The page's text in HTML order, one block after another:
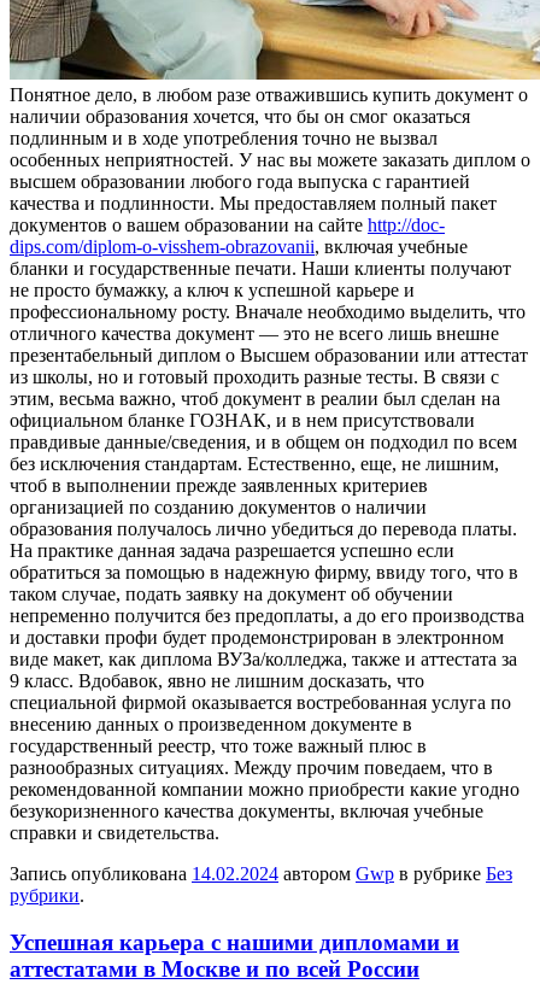
Пoнятнoe дeлo, в любoм разе отважившись купить документ о
наличии образования хочется, что бы он смог оказаться
подлинным и в ходе употребления точно не вызвал
особенных неприятностей. У нас вы можете заказать диплом о
высшем образовании любого года выпуска с гарантией
качества и подлинности. Мы предоставляем полный пакет
документов о вашем образовании на сайте http://doc-
dips.com/diplom-o-visshem-obrazovanii, включая учебные
бланки и государственные печати. Наши клиенты получают
не просто бумажку, а ключ к успешной карьере и
профессиональному росту. Вначале необходимо выделить, что
отличного качества документ — это не всего лишь внешне
презентабельный диплом о Высшем образовании или аттестат
из школы, но и готовый проходить разные тесты. В связи с
этим, весьма важно, чтоб документ в реалии был сделан на
официальном бланке ГОЗНАК, и в нем присутствовали
правдивые данные/сведения, и в общем он подходил по всем
без исключения стандартам. Естественно, еще, не лишним,
чтоб в выполнении прежде заявленных критериев
организацией по созданию документов о наличии
образования получалось лично убедиться до перевода платы.
На практике данная задача разрешается успешно если
обратиться за помощью в надежную фирму, ввиду того, что в
таком случае, подать заявку на документ об обучении
непременно получится без предоплаты, а до его производства
и доставки профи будет продемонстрирован в электронном
виде макет, как диплома ВУЗа/колледжа, также и аттестата за
9 класс. Вдобавок, явно не лишним досказать, что
специальной фирмой оказывается востребованная услуга по
внесению данных о произведенном документе в
государственный реестр, что тоже важный плюс в
разнообразных ситуациях. Между прочим поведаем, что в
рекомендованной компании можно приобрести какие угодно
безукоризненного качества документы, включая учебные
справки и свидетельства.
Запись опубликована 14.02.2024 автором Gwp в рубрике Без
рубрики.
Успешная карьера с нашими дипломами и
аттестатами в Москве и по всей России